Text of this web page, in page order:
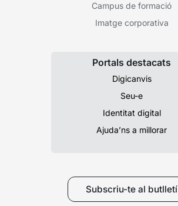
Campus de formació
Imatge corporativa
Portals destacats
Digicanvis
Seu-e
Identitat digital
Ajuda’ns a millorar
Subscriu-te al butlletí